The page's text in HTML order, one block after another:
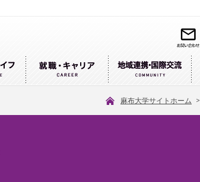
麻布大学サイトホーム >